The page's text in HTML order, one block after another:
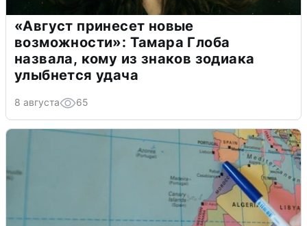
«Август принесет новые
возможности»: Тамара Глоба
назвала, кому из знаков зодиака
улыбнется удача
8 августа 65